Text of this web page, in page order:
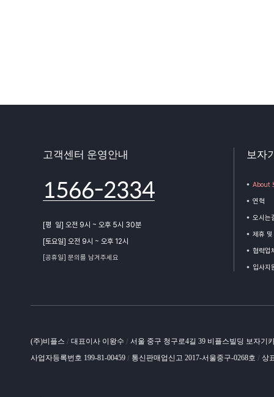
고객센터 운영안내
1566-2334
[평 일] 오전 9시 ~ 오후 5시 30분
[토요일] 오전 9시 ~ 오후 12시
[공휴일] 문의를 남겨주세요
보자
About
연혁
오시는
제휴
협력업
입사지
(주)비플스 / 대표이사 이왕수 / 서울 중구 청구로4길 39 비플스빌딩 보자기
사업자등록번호 199-81-00459 / 통신판매업신고 2017-서울중구-0268호 / 상